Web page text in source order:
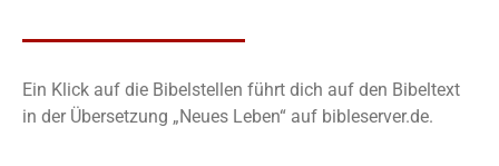
Ein Klick auf die Bibelstellen führt dich auf den Bibeltext
in der Übersetzung „Neues Leben“ auf bibleserver.de.